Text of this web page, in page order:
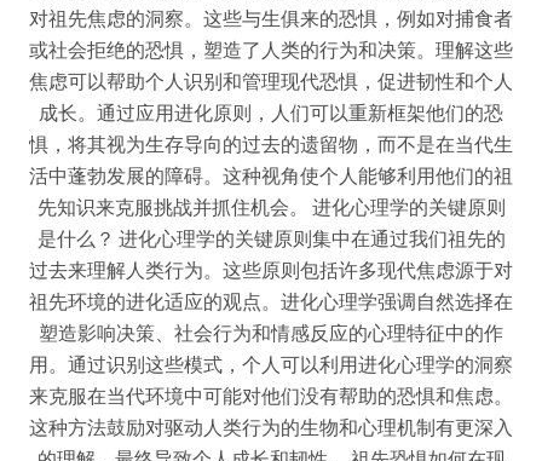
对祖先焦虑的洞察。这些与生俱来的恐惧，例如对捕食者
或社会拒绝的恐惧，塑造了人类的行为和决策。理解这些
焦虑可以帮助个人识别和管理现代恐惧，促进韧性和个人
成长。通过应用进化原则，人们可以重新框架他们的恐
惧，将其视为生存导向的过去的遗留物，而不是在当代生
活中蓬勃发展的障碍。这种视角使个人能够利用他们的祖
先知识来克服挑战并抓住机会。 进化心理学的关键原则
是什么？ 进化心理学的关键原则集中在通过我们祖先的
过去来理解人类行为。这些原则包括许多现代焦虑源于对
祖先环境的进化适应的观点。进化心理学强调自然选择在
塑造影响决策、社会行为和情感反应的心理特征中的作
用。通过识别这些模式，个人可以利用进化心理学的洞察
来克服在当代环境中可能对他们没有帮助的恐惧和焦虑。
这种方法鼓励对驱动人类行为的生物和心理机制有更深入